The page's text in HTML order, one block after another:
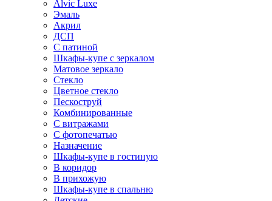
Alvic Luxe
Эмаль
Акрил
ДСП
С патиной
Шкафы-купе с зеркалом
Матовое зеркало
Стекло
Цветное стекло
Пескоструй
Комбинированные
С витражами
С фотопечатью
Назначение
Шкафы-купе в гостиную
В коридор
В прихожую
Шкафы-купе в спальню